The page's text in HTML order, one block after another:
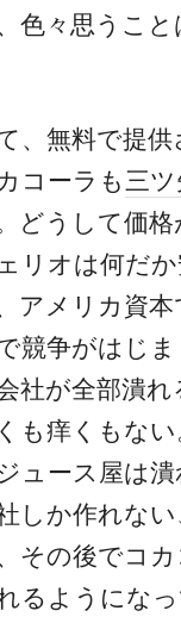
色々思うこ
、無料で提
コーラも三
どうして価
リオは何だ
アメリカ資
競争がはじ
社が全部潰
も痒くもな
ュース屋は
しか作れな
その後でコ
るようにな